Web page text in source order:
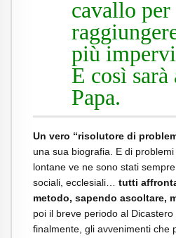
cavallo per
più
E così sarà
Papa.
Un vero “risolutore di
una sua biografia. E di
lontane ve ne sono stati
sociali, ecclesiali… tutti
metodo, sapendo ascoltare,
poi il breve periodo al Dicastero
finalmente, gli avvenimenti che